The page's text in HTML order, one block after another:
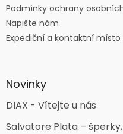
Podmínky ochrany
Napište nám
Expediční a kontaktní místo
Novinky
DIAX - Vítejte u nás
Salvatore Plata –